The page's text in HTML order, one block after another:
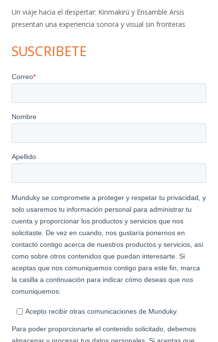
Un viaje hacia el despertar: Kinmakirú y Ensamble Arsis
presentan una experiencia sonora y visual sin fronteras
SUSCRIBETE